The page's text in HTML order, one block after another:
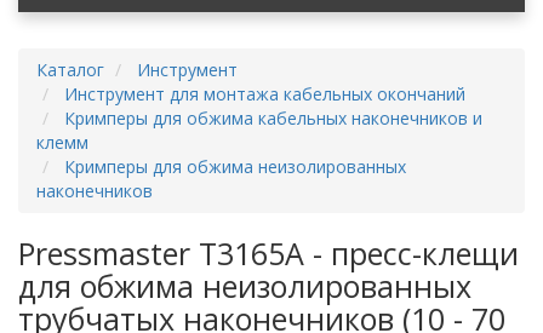
Каталог
Инструмент
Инструмент для монтажа кабельных окончаний
Кримперы для обжима кабельных наконечников и
клемм
Кримперы для обжима неизолированных
наконечников
Pressmaster T3165A - пресс-клещи
для обжима неизолированных
трубчатых наконечников (10 - 70